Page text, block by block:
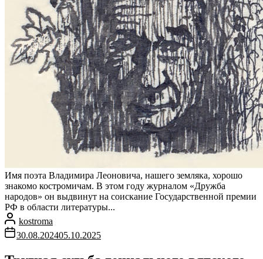
Имя поэта Владимира Леоновича, нашего земляка, хорошо
знакомо костромичам. В этом году журналом «Дружба
народов» он выдвинут на соискание Государственной премии
РФ в области литературы...
kostroma
30.08.202405.10.2025